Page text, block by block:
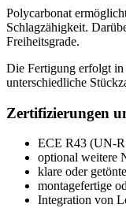
Polycarbonat
Schlagzähigkeit.
Freiheitsgrade.
Die Fertigung erfolgt in
unterschiedliche
Zertifizierungen
ECE R43 (UN-R
optional weitere
klare oder
montagefertige
Integration von